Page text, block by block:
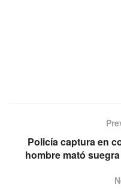
Policía captura en
hombre mató